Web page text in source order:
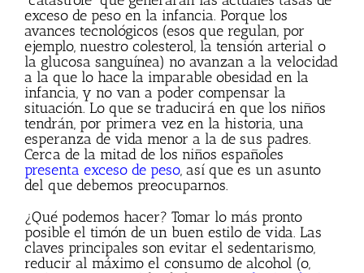
exceso de peso en la infancia. Porque los
avances tecnológicos (esos que regulan, por
ejemplo, nuestro colesterol, la tensión arterial o
la glucosa sanguínea) no avanzan a la velocidad
a la que lo hace la imparable obesidad en la
infancia, y no van a poder compensar la
situación. Lo que se traducirá en que los niños
tendrán, por primera vez en la historia, una
esperanza de vida menor a la de sus padres.
Cerca de la mitad de los niños españoles
presenta exceso de peso, así que es un asunto
del que debemos preocuparnos.
¿Qué podemos hacer? Tomar lo más pronto
posible el timón de un buen estilo de vida. Las
claves principales son evitar el sedentarismo,
reducir al máximo el consumo de alcohol (o,